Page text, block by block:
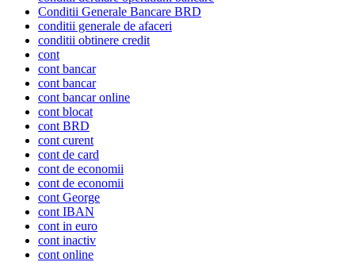
Conditii Generale Bancare BRD
conditii generale de afaceri
conditii obtinere credit
cont
cont bancar
cont bancar
cont bancar online
cont blocat
cont BRD
cont curent
cont de card
cont de economii
cont de economii
cont George
cont IBAN
cont in euro
cont inactiv
cont online